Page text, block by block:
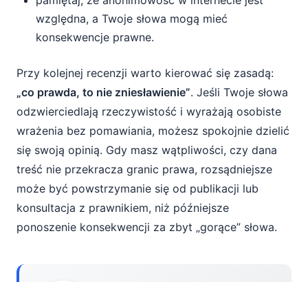
względna, a Twoje słowa mogą mieć
konsekwencje prawne.
Przy kolejnej recenzji warto kierować się zasadą:
„co prawda, to nie zniesławienie”. Jeśli Twoje słowa
odzwierciedlają rzeczywistość i wyrażają osobiste
wrażenia bez pomawiania, możesz spokojnie dzielić
się swoją opinią. Gdy masz wątpliwości, czy dana
treść nie przekracza granic prawa, rozsądniejsze
może być powstrzymanie się od publikacji lub
konsultacja z prawnikiem, niż późniejsze
ponoszenie konsekwencji za zbyt „gorące” słowa.